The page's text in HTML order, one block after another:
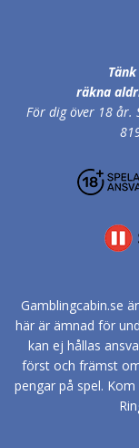
räkna
För dig över 18 år.
Gamblingcabin.se
här är ämnad för
kan ej hållas
först och främst
pengar på spel.